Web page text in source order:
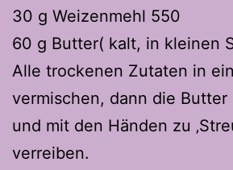
30 g Weizenmehl 550
60 g Butter( kalt, in kleinen
Alle trockenen Zutaten in
vermischen, dann die Butter
und mit den Händen zu
verreiben.